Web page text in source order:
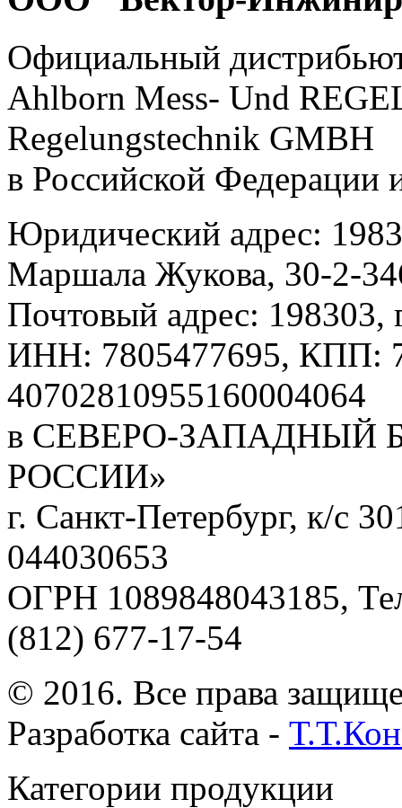
Официальный
Ahlborn Mess- Und
Regelungstechnik GMBH
в Российской Федерации
Юридический адрес:
Маршала Жукова, 30-2-
Почтовый адрес: 198303,
ИНН: 7805477695, КПП:
40702810955160004064
в СЕВЕРО-ЗАПАДНЫЙ
РОССИИ»
г. Санкт-Петербург, к/с
044030653
ОГРН 1089848043185,
(812) 677-17-54
© 2016. Все права
Разработка сайта -
Категории продукции